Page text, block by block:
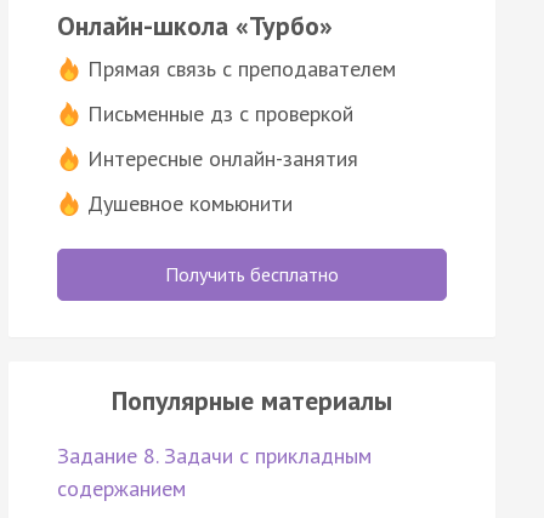
Онлайн-школа «Турбо»
Прямая связь с преподавателем
Письменные дз с проверкой
Интересные онлайн-занятия
Душевное комьюнити
Получить бесплатно
Популярные материалы
Задание 8. Задачи с прикладным
содержанием